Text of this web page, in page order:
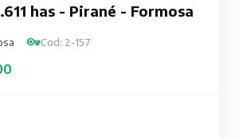
has - Pirané - Formosa
Cod: 2-157